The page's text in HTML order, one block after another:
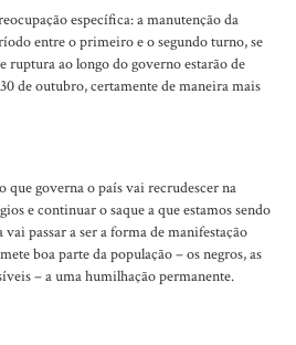
específica: a manutenção da
entre o primeiro e o segundo turno, se
ruptura ao longo do governo estarão de
de outubro, certamente de maneira mais
que governa o país vai recrudescer na
e continuar o saque a que estamos sendo
passar a ser a forma de manifestação
boa parte da população – os negros, as
– a uma humilhação permanente.